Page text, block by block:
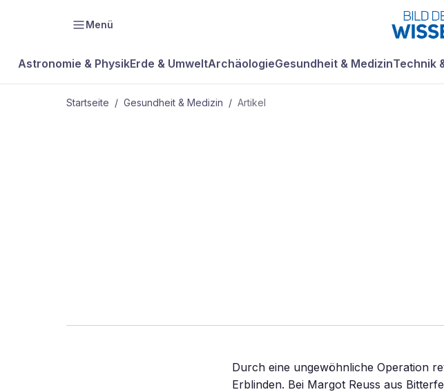
Menü
Astronomie & PhysikErde & UmweltArchäologieGesundheit & MedizinTechnik
Startseite / Gesundheit & Medizin / Artikel
Durch eine ungewöhnliche Operation
Erblinden. Bei Margot Reuss aus